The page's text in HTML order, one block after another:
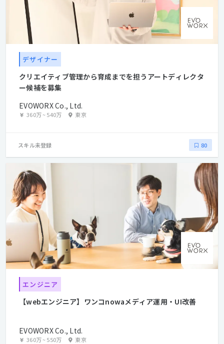
デザイナー
クリエイティブ管理から育成までを担うアートディレクタ
ー候補を募集
EVOWORX Co., Ltd.
360万~540万 東京
スキル未登録 80
エンジニア
【webエンジニア】ワンコnowaメディア運用・UI改善
EVOWORX Co., Ltd.
360万~550万 東京